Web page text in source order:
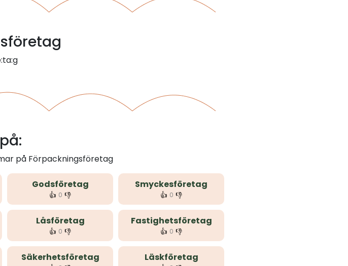
på Förpackningsföretag
Godsföretag
👍 0 👎
Smyckesföretag
👍 0 👎
Låsföretag
👍 0 👎
Fastighetsföretag
👍 0 👎
Säkerhetsföretag Läskföretag